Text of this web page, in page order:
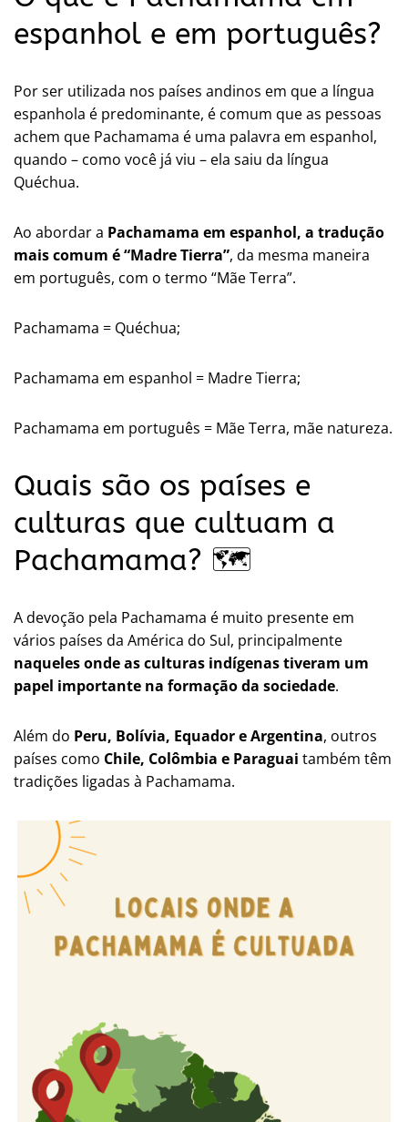
espanhol e em português?
Por ser utilizada nos países andinos em que a língua
espanhola é predominante, é comum que as pessoas
achem que Pachamama é uma palavra em espanhol,
quando – como você já viu – ela saiu da língua
Quéchua.
Ao abordar a Pachamama em espanhol, a tradução
mais comum é “Madre Tierra”, da mesma maneira
em português, com o termo “Mãe Terra”.
Pachamama = Quéchua;
Pachamama em espanhol = Madre Tierra;
Pachamama em português = Mãe Terra, mãe natureza.
Quais são os países e
culturas que cultuam a
Pachamama? 🗺️
A devoção pela Pachamama é muito presente em
vários países da América do Sul, principalmente
naqueles onde as culturas indígenas tiveram um
papel importante na formação da sociedade.
Além do Peru, Bolívia, Equador e Argentina, outros
países como Chile, Colômbia e Paraguai também têm
tradições ligadas à Pachamama.